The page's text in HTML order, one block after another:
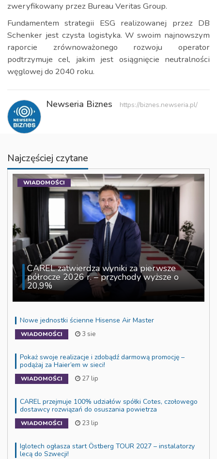
zweryfikowany przez Bureau Veritas Group.
Fundamentem strategii ESG realizowanej przez DB
Schenker jest czysta logistyka. W swoim najnowszym
raporcie zrównoważonego rozwoju operator
podtrzymuje cel, jakim jest osiągnięcie neutralności
węglowej do 2040 roku.
Newseria Biznes https://biznes.newseria.pl/
Najczęściej czytane
CAREL zatwierdza wyniki za pierwsze
półrocze 2026 r. – przychody wyższe o
20,9%
WIADOMOŚCI
Nowe jednostki ścienne Hisense Air Master
WIADOMOŚCI 3 sie
Pokaż swoje realizacje i zdobądź darmową promocję –
podążaj za Haier’em w sieci!
WIADOMOŚCI 27 lip
CAREL przejmuje 100% udziałów spółki Cotes, czołowego
dostawcy rozwiązań do osuszania powietrza
WIADOMOŚCI 23 lip
Iglotech ogłasza start Östberg TOUR 2027 – instalatorzy
lecą do Szwecji!